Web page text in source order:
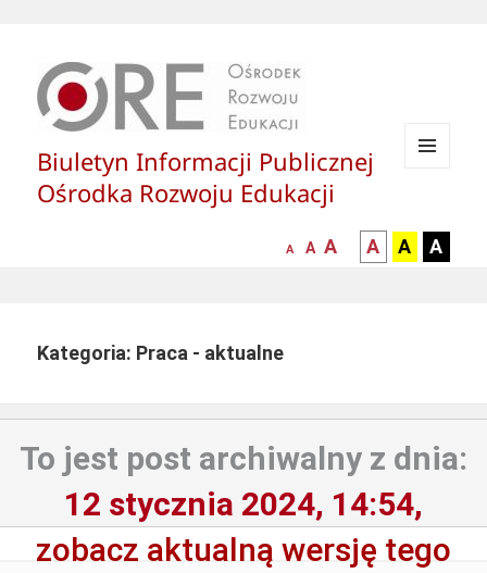
Biuletyn Informacji Publicznej
Ośrodka Rozwoju Edukacji
mniejsza
A
normalna
A
większa-
czcionka
A
kontrast
czarny
A
kontrast
czarny
A
żółty
A
Kategoria: Praca - aktualne
To jest post archiwalny z dnia:
12 stycznia 2024, 14:54,
zobacz aktualną wersję tego